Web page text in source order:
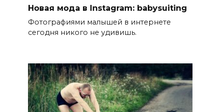
Новая мода в Instagram: babysuiting
Фотографиями малышей в интернете
сегодня никого не удивишь.